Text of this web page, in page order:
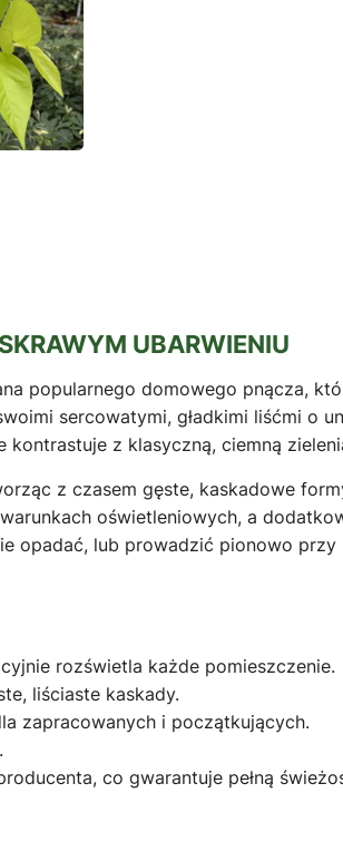
UBARWIENIU
popularnego domowego pnącza,
sercowatymi, gładkimi liśćmi o
z klasyczną, ciemną
z czasem gęste, kaskadowe
oświetleniowych, a
opadać, lub prowadzić pionowo
rozświetla każde pomieszczenie.
liściaste kaskady.
zapracowanych i początkujących.
co gwarantuje pełną